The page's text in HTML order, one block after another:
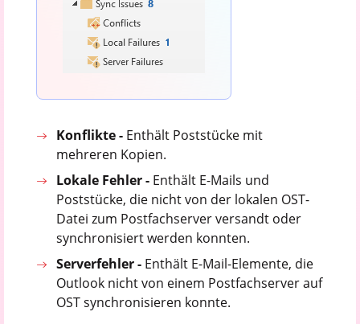
Konflikte - Enthält Poststücke mit
mehreren Kopien.
Lokale Fehler - Enthält E-Mails und
Poststücke, die nicht von der lokalen OST-
Datei zum Postfachserver versandt oder
synchronisiert werden konnten.
Serverfehler - Enthält E-Mail-Elemente, die
Outlook nicht von einem Postfachserver auf
OST synchronisieren konnte.